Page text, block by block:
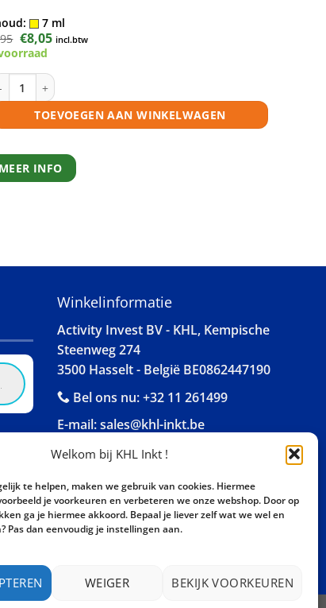
Welkom bij KHL Inkt !
te helpen, maken we gebruik van cookies. Hiermee
je voorkeuren en verbeteren we onze webshop. Door op
ga je hiermee akkoord. Bepaal je liever zelf wat we wel en
Pas dan eenvoudig je instellingen aan.
WEIGER BEKIJK VOORKEUREN
aantal
7 ml
Oorspronkelijke
prijs
was:
€8,95.
€8,05Huidige
prijs
incl.btw
LC3211 Y inktcartridge geel huismerk aantal
TOEVOEGEN AAN WINKELWAGEN
MEER INFO
Winkelinformatie
Activity Invest BV - KHL, Kempische
Steenweg 274
3500 Hasselt - België BE0862447190
Bel ons nu:+32 11 261499
E-mail:sales@khl-inkt.be